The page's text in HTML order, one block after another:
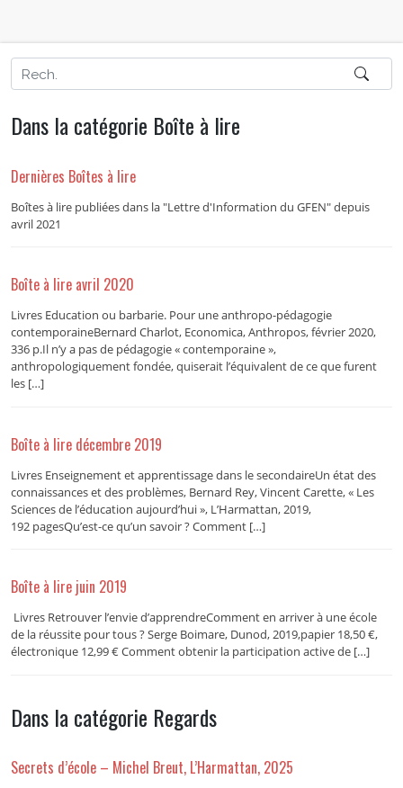
Dans la catégorie Boîte à lire
Dernières Boîtes à lire
Boîtes à lire publiées dans la "Lettre d'Information du GFEN" depuis
avril 2021
Boîte à lire avril 2020
Livres Education ou barbarie. Pour une anthropo-pédagogie
contemporaineBernard Charlot, Economica, Anthropos, février 2020,
336 p.Il n’y a pas de pédagogie « contemporaine »,
anthropologiquement fondée, quiserait l’équivalent de ce que furent
les […]
Boîte à lire décembre 2019
Livres Enseignement et apprentissage dans le secondaireUn état des
connaissances et des problèmes, Bernard Rey, Vincent Carette, « Les
Sciences de l’éducation aujourd’hui », L’Harmattan, 2019,
192 pagesQu’est-ce qu’un savoir ? Comment […]
Boîte à lire juin 2019
Livres Retrouver l’envie d’apprendreComment en arriver à une école
de la réussite pour tous ? Serge Boimare, Dunod, 2019,papier 18,50 €,
électronique 12,99 € Comment obtenir la participation active de […]
Dans la catégorie Regards
Secrets d’école – Michel Breut, L’Harmattan, 2025